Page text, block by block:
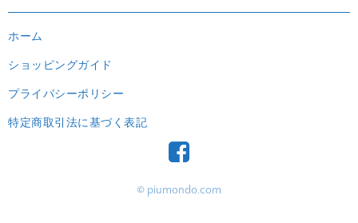
ホーム
ショッピングガイド
プライバシーポリシー
特定商取引法に基づく表記
© piumondo.com